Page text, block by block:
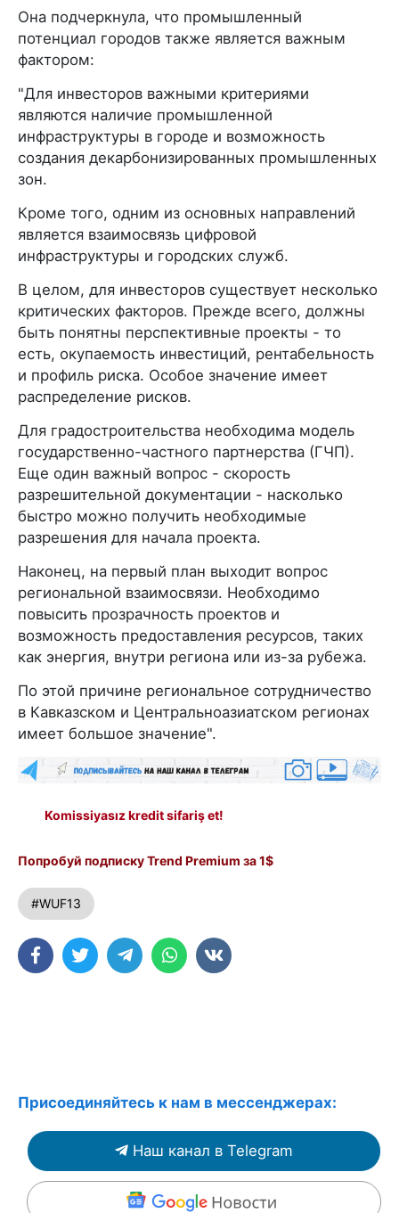
Она подчеркнула, что промышленный
потенциал городов также является важным
фактором:
"Для инвесторов важными критериями
являются наличие промышленной
инфраструктуры в городе и возможность
создания декарбонизированных промышленных
зон.
Кроме того, одним из основных направлений
является взаимосвязь цифровой
инфраструктуры и городских служб.
В целом, для инвесторов существует несколько
критических факторов. Прежде всего, должны
быть понятны перспективные проекты - то
есть, окупаемость инвестиций, рентабельность
и профиль риска. Особое значение имеет
распределение рисков.
Для градостроительства необходима модель
государственно-частного партнерства (ГЧП).
Еще один важный вопрос - скорость
разрешительной документации - насколько
быстро можно получить необходимые
разрешения для начала проекта.
Наконец, на первый план выходит вопрос
региональной взаимосвязи. Необходимо
повысить прозрачность проектов и
возможность предоставления ресурсов, таких
как энергия, внутри региона или из-за рубежа.
По этой причине региональное сотрудничество
в Кавказском и Центральноазиатском регионах
имеет большое значение".
Komissiyasız kredit sifariş et!
Попробуй подписку Trend Premium за 1$
#WUF13
Присоединяйтесь к нам в мессенджерах:
Наш канал в Telegram